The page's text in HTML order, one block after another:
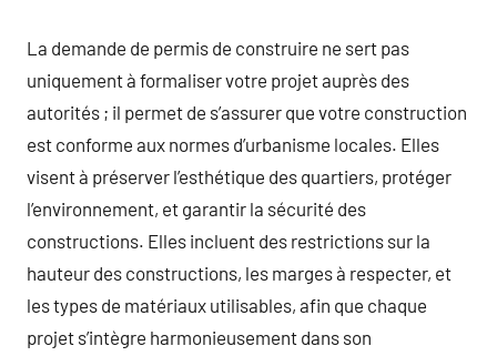
La demande de permis de construire ne sert pas
uniquement à formaliser votre projet auprès des
autorités ; il permet de s’assurer que votre construction
est conforme aux normes d’urbanisme locales. Elles
visent à préserver l’esthétique des quartiers, protéger
l’environnement, et garantir la sécurité des
constructions. Elles incluent des restrictions sur la
hauteur des constructions, les marges à respecter, et
les types de matériaux utilisables, afin que chaque
projet s’intègre harmonieusement dans son